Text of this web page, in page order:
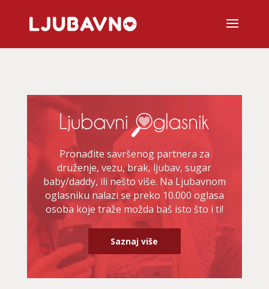
Pronađite savršenog partnera za
druženje, vezu, brak, ljubav, sugar
baby/daddy, ili nešto više. Na Ljubavnom
oglasniku nalazi se preko 10.000 oglasa
osoba koje traže možda baš isto što i ti!
Saznaj više